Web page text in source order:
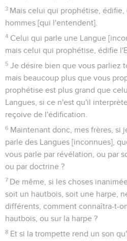
3 Mais celui qui prophétise,
hommes [qui l'entendent].
4 Celui qui parle une Langue
mais celui qui prophétise, édifie
5 Je désire bien que vous parliez
mais beaucoup plus que vous
prophétise est plus grand que
Langues, si ce n'est qu'il
reçoive de l'édification.
6 Maintenant donc, mes frères, si
parle des Langues [inconnues],
vous parle par révélation, ou par
ou par doctrine ?
7 De même, si les choses
soit un hautbois, soit une harpe,
différents, comment connaîtra-t-
hautbois, ou sur la harpe ?
8 Et si la trompette rend un son